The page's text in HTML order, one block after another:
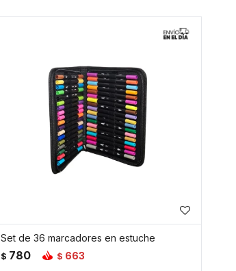
Set de 36 marcadores en estuche
$ 780 $ 663